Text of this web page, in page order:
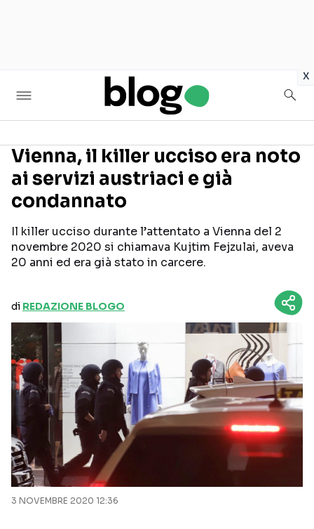
x
Seguici sui social
Vienna, il killer ucciso era noto
ai servizi austriaci e già
condannato
Il killer ucciso durante l’attentato a Vienna del 2
novembre 2020 si chiamava Kujtim Fejzulai, aveva
20 anni ed era già stato in carcere.
di REDAZIONE BLOGO
3 NOVEMBRE 2020 12:36